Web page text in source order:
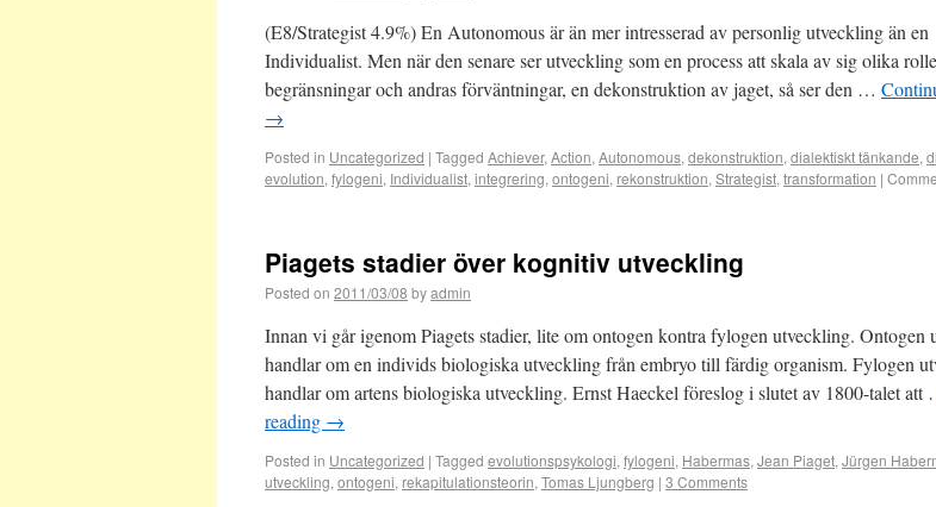
(E8/Strategist 4.9%) En Autonomous är än mer intresserad av personlig utveckling än en
Individualist. Men när den senare ser utveckling som en process att skala av sig olika
begränsningar och andras förväntningar, en dekonstruktion av jaget, så ser den …
→
Posted in Uncategorized | Tagged Achiever, Action, Autonomous, dekonstruktion, dialektiskt tänkande,
evolution, fylogeni, Individualist, integrering, ontogeni, rekonstruktion, Strategist, transformation |
Piagets stadier över kognitiv utveckling
Posted on 2011/03/08 byadmin
Innan vi går igenom Piagets stadier, lite om ontogen kontra fylogen utveckling. Ontogen
handlar om en individs biologiska utveckling från embryo till färdig organism. Fylogen
handlar om artens biologiska utveckling. Ernst Haeckel föreslog i slutet av 1800-talet att
reading →
Posted in Uncategorized | Tagged evolutionspsykologi, fylogeni, Habermas, Jean Piaget, Jürgen
utveckling, ontogeni, rekapitulationsteorin, Tomas Ljungberg | 3 Comments